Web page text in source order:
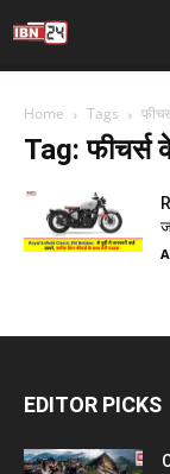
Home Tags
Tag: फीचर्स
EDITOR PICKS